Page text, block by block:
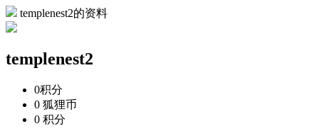
templenest2的资料
templenest2
0积分
0 狐狸币
0 积分